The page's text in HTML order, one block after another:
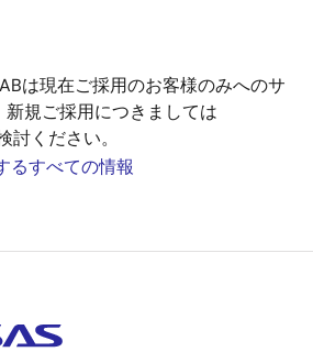
は現在ご採用のお客様のみへのサ
規ご採用につきましては
討ください。
るすべての情報